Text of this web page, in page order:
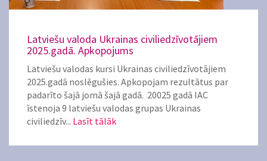
Latviešu valoda Ukrainas civiliedzīvotājiem
2025.gadā. Apkopojums
Latviešu valodas kursi Ukrainas civiliedzīvotājiem
2025.gadā noslēgušies. Apkopojam rezultātus par
padarīto šajā jomā šajā gadā. 20025 gadā IAC
īstenoja 9 latviešu valodas grupas Ukrainas
civiliedzīv... Lasīt tālāk